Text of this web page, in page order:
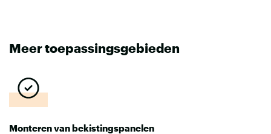
Meer toepassingsgebieden
Monteren van bekistingspanelen